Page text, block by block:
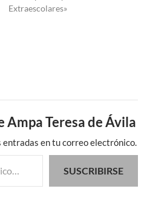
Extraescolares»
Ampa Teresa de Ávila
en tu correo electrónico.
SUSCRIBIRSE